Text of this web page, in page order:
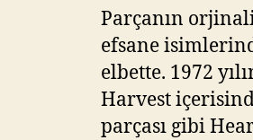
Parçanın
efsane
elbette. 1972
Harvest
parçası gibi